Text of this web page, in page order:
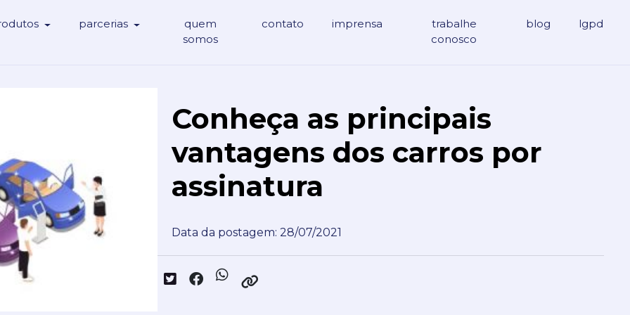
parcerias
quem
somos
contato imprensa
trabalhe
conosco
blog lgpd
Conheça as principais
vantagens dos carros por
assinatura
Data da postagem: 28/07/2021